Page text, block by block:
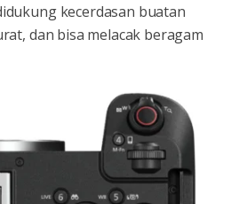
kecerdasan buatan
dan bisa melacak beragam